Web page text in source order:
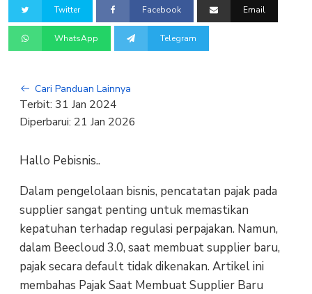
Twitter Facebook Email
WhatsApp Telegram
Cari Panduan Lainnya
Terbit: 31 Jan 2024
Diperbarui: 21 Jan 2026
Hallo Pebisnis..
Dalam pengelolaan bisnis, pencatatan pajak pada
supplier sangat penting untuk memastikan
kepatuhan terhadap regulasi perpajakan. Namun,
dalam Beecloud 3.0, saat membuat supplier baru,
pajak secara default tidak dikenakan. Artikel ini
membahas Pajak Saat Membuat Supplier Baru